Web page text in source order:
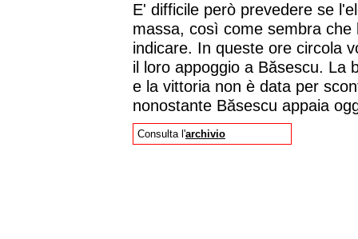
E' difficile però prevedere se
massa, così come sembra
indicare. In queste ore circola
il loro appoggio a Băsescu. La
e la vittoria non è data per
nonostante Băsescu appaia
Consulta l'archivio